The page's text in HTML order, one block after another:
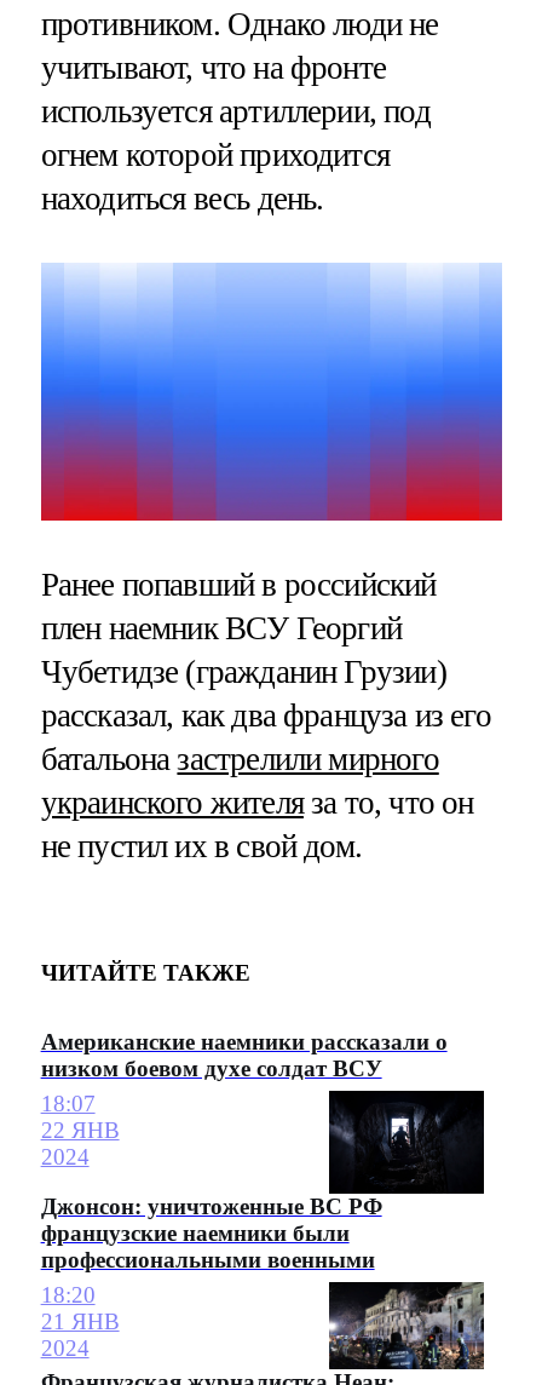
противником. Однако люди не
учитывают, что на фронте
используется артиллерии, под
огнем которой приходится
находиться весь день.
Ранее попавший в российский
плен наемник ВСУ Георгий
Чубетидзе (гражданин Грузии)
рассказал, как два француза из его
батальоназастрелили мирного
украинского жителяза то, что он
не пустил их в свой дом.
ЧИТАЙТЕ ТАКЖЕ
Американские наемники рассказали о
низком боевом духе солдат ВСУ
18:07
22 ЯНВ
2024
Джонсон: уничтоженные ВС РФ
французские наемники были
профессиональными военными
18:20
21 ЯНВ
2024